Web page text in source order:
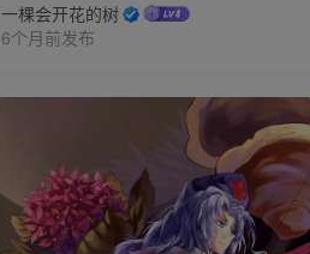
一棵会开花的树
6个月前发布